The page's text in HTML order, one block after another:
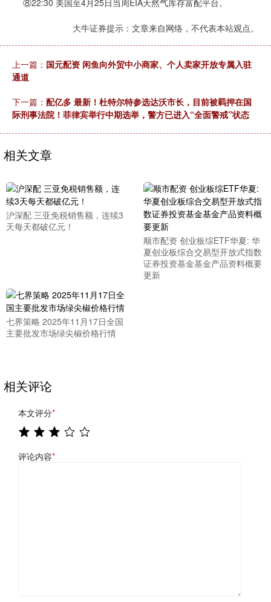
⑧22:30 美国至4月25日当周EIA天然气库存富配平台。
大牛证券提示：文章来自网络，不代表本站观点。
上一篇： 国元配资 闲鱼向外贸中小商家、个人卖家开放专属入驻
通道
下一篇： 配亿多 最新！杜特尔特参选达沃市长，目前被羁押在国
际刑事法院！菲律宾举行中期选举，警方已进入“全面警戒”状态
相关文章
沪深配 三亚免税销售额，连续3
天每天都破亿元！
顺市配资 创业板综ETF华夏: 华
夏创业板综合交易型开放式指数
证券投资基金基金产品资料概要
更新
七界策略 2025年11月17日全国
主要批发市场绿尖椒价格行情
相关评论
本文评分*
评论内容*